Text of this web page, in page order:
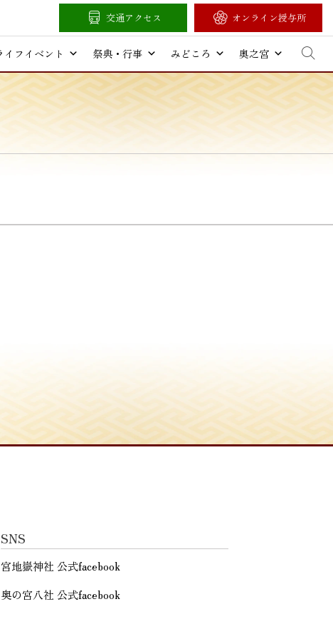
フイベント 祭典・行事 みどころ 奥之宮
交通アクセス オンライン授与所
SNS
宮地嶽神社 公式facebook
奥の宮八社 公式facebook